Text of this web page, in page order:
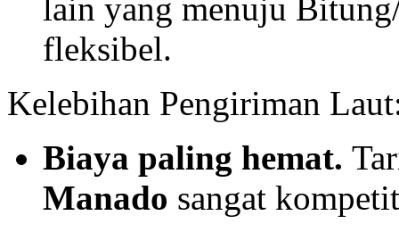
lain yang menuju
fleksibel.
Kelebihan Pengiriman
Biaya paling hemat.
Manado sangat